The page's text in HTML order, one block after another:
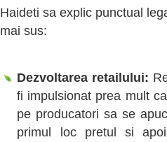
Haideti sa explic punctual
mai sus:
Dezvoltarea retailului:
fi impulsionat prea mult
pe producatori sa se
primul loc pretul si